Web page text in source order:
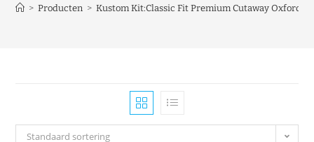
> Producten > Kustom Kit:Classic Fit Premium Cutaway Oxford
Standaard sortering